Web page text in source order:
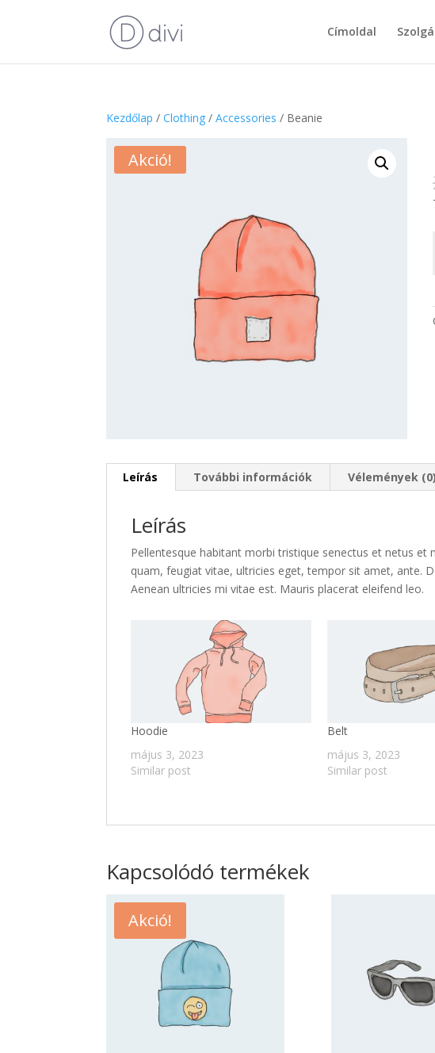
Címoldal
Kezdőlap /Clothing /Accessories / Beanie
Akció!
Leírás További információk Vélemények (0)
Leírás
Pellentesque habitant morbi tristique senectus et netus
quam, feugiat vitae, ultricies eget, tempor sit amet, ante.
Aenean ultricies mi vitae est. Mauris placerat eleifend leo.
Hoodie
május 3, 2023
Similar post
Belt
május 3, 2023
Similar post
Kapcsolódó termékek
Akció!